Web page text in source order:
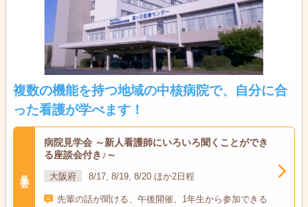
複数の機能を持つ地域の中核病院で、自分に合
った看護が学べます！
病院見学会 ～新人看護師にいろいろ聞くことができ
る座談会付き♪～
大阪府 8/17, 8/19, 8/20 ほか2日程
先輩の話が聞ける、午後開催、1年生から参加できる